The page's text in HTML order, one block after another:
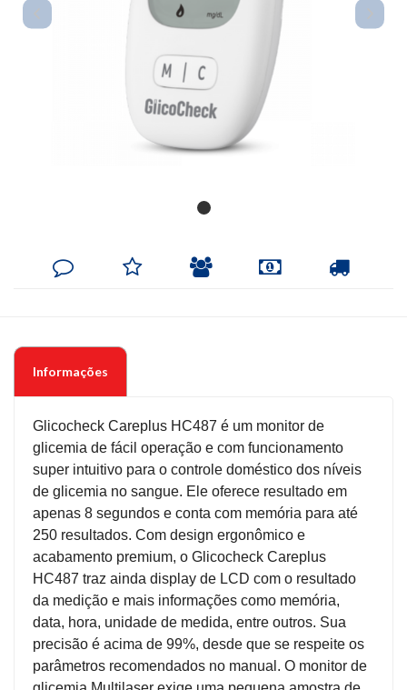
DEIXE
MINHA
INDIQUE
FORMAS
CALCULAR
FRETE
Informações
Glicocheck Careplus HC487 é um monitor de
glicemia de fácil operação e com funcionamento
super intuitivo para o controle doméstico dos níveis
de glicemia no sangue. Ele oferece resultado em
apenas 8 segundos e conta com memória para até
250 resultados. Com design ergonômico e
acabamento premium, o Glicocheck Careplus
HC487 traz ainda display de LCD com o resultado
da medição e mais informações como memória,
data, hora, unidade de medida, entre outros. Sua
precisão é acima de 99%, desde que se respeite os
parâmetros recomendados no manual. O monitor de